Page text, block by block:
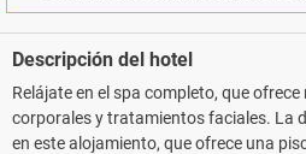
Descripción del hotel
Relájate en el spa completo, que
corporales y tratamientos faciales. La
en este alojamiento, que ofrece una